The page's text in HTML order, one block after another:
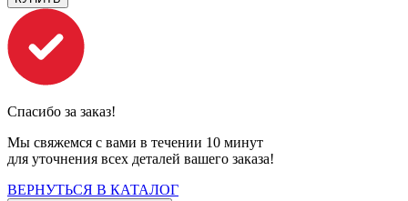
Спасибо за заказ!
Мы свяжемся с вами в течении 10 минут
для уточнения всех деталей вашего заказа!
ВЕРНУТЬСЯ В КАТАЛОГ